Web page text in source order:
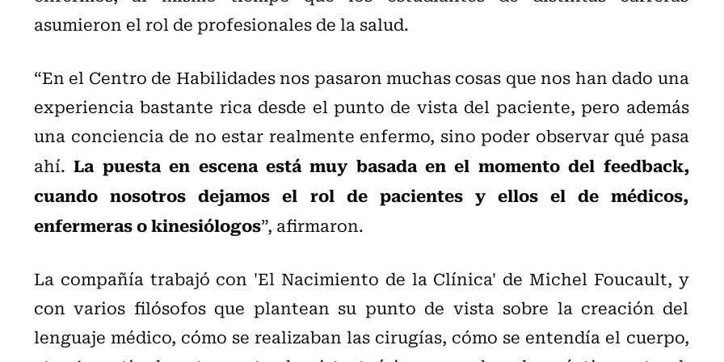
asumieron el rol de profesionales de la salud.
“En el Centro de Habilidades nos pasaron muchas cosas que nos han dado una
experiencia bastante rica desde el punto de vista del paciente, pero además
una conciencia de no estar realmente enfermo, sino poder observar qué pasa
ahí. La puesta en escena está muy basada en el momento del feedback,
cuando nosotros dejamos el rol de pacientes y ellos el de médicos,
enfermeras o kinesiólogos”, afirmaron.
La compañía trabajó con 'El Nacimiento de la Clínica' de Michel Foucault, y
con varios filósofos que plantean su punto de vista sobre la creación del
lenguaje médico, cómo se realizaban las cirugías, cómo se entendía el cuerpo,